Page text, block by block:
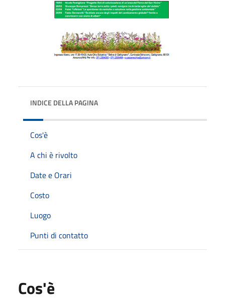
INDICE DELLA PAGINA
Cos'è
A chi è rivolto
Date e Orari
Costo
Luogo
Punti di contatto
Cos'è